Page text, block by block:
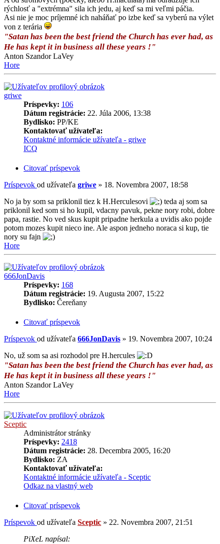
rýchlosť a "extrémna" sila ich jedu, aj keď sa mi veľmi páčia.
Asi nie je moc príjemné ich naháňať po izbe keď sa vyberú na výlet
von z terária
"Satan has been the best friend the Church has ever had, as
He has kept it in business all these years !"
Anton Szandor LaVey
Hore
griwe
Príspevky: 106
Dátum registrácie: 22. Júla 2006, 13:38
Bydlisko: PP/KE
Kontaktovať užívateľa:
Kontaktné informácie užívateľa - griwe
ICQ
Citovať príspevok
Príspevok od užívateľa griwe » 18. Novembra 2007, 18:58
No ja by som sa priklonil tiez k H.Herculesovi
teda aj som sa
priklonil ked som si ho kupil, vdacny pavuk, pekne nory robi, dobre
papa, rastie. No ved skus kupit pripadne herkula a uvidis ako pojde
potom mozes kupit nieco ine. Ale aspon jedneho noraca si kup, tie
nory su fajn
Hore
666JonDavis
Príspevky: 168
Dátum registrácie: 19. Augusta 2007, 15:22
Bydlisko: Čereňany
Citovať príspevok
Príspevok od užívateľa 666JonDavis » 19. Novembra 2007, 10:24
No, už som sa asi rozhodol pre H.hercules
"Satan has been the best friend the Church has ever had, as
He has kept it in business all these years !"
Anton Szandor LaVey
Hore
Sceptic
Administrátor stránky
Príspevky: 2418
Dátum registrácie: 28. Decembra 2005, 16:20
Bydlisko: ZA
Kontaktovať užívateľa:
Kontaktné informácie užívateľa - Sceptic
Odkaz na vlastný web
Citovať príspevok
Príspevok od užívateľa Sceptic » 22. Novembra 2007, 21:51
PiXeL napísal: